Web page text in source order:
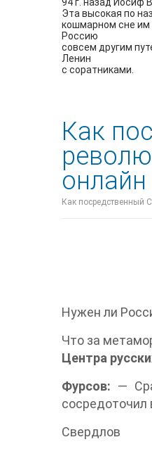
Эта высокая по
кошмарном сне им
Россию
совсем другим
Ленин
с соратниками.
Как
Как посредственный
Нужен ли
Что за
Центра
Фурсов: —
сосредоточил
Свердлов